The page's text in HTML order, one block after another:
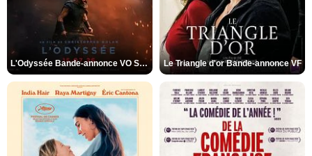
L'Odyssée Bande-annonce VO STFR Le Triangle d'or Bande-annonce VF